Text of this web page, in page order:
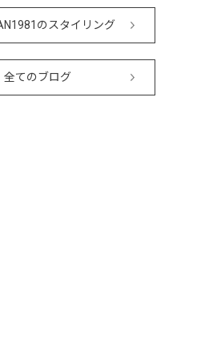
のスタイリング
全てのブログ